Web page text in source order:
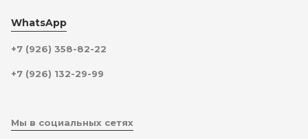
WhatsApp
+7 (926) 358-82-22
+7 (926) 132-29-99
Мы в социальных сетях